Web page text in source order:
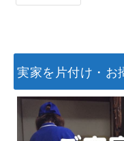
実家を片付け・お